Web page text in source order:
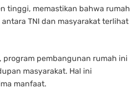
tinggi, memastikan bahwa rumah
TNI dan masyarakat terlihat
program pembangunan rumah ini
masyarakat. Hal ini
manfaat.